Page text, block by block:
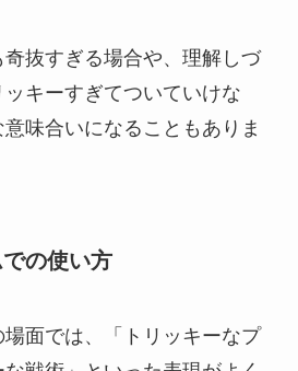
抜すぎる場合や、理解しづ
キーすぎてついていけな
味合いになることもありま
の使い方
面では、「トリッキーなプ